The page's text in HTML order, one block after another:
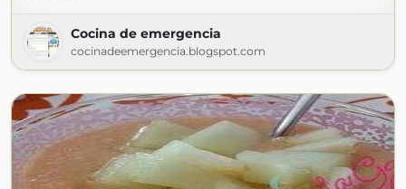
Cocina de emergencia
cocinadeemergencia.blogspot.com